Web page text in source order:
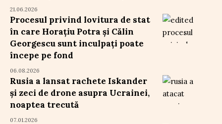
21.06.2026
Procesul privind lovitura de stat
în care Horațiu Potra și Călin
Georgescu sunt inculpați poate
începe pe fond
06.08.2026
Rusia a lansat rachete Iskander
și zeci de drone asupra Ucrainei,
noaptea trecută
07.01.2026